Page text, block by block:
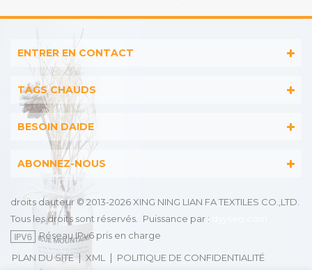
ENTRER EN CONTACT
TAGS CHAUDS
BESOIN DAIDE
ABONNEZ-NOUS
droits dauteur © 2013-2026 XING NING LIAN FA TEXTILES CO.,LTD.
Tous les droits sont réservés.
Puissance par :
Réseau IPv6 pris en charge
PLAN DU SITE| XML | POLITIQUE DE CONFIDENTIALITÉ